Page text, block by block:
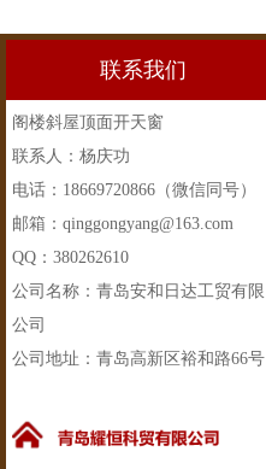
联系我们
阁楼斜屋顶面开天窗
联系人：杨庆功
电话：18669720866（微信同号）
邮箱：qinggongyang@163.com
QQ：380262610
公司名称：青岛安和日达工贸有限
公司
公司地址：青岛高新区裕和路66号